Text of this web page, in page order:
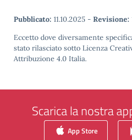
Pubblicato: 11.10.2025 - Revisione:
Eccetto dove diversamente
stato rilasciato sotto Licenza
Attribuzione 4.0 Italia.
Scarica la nostra
App Store